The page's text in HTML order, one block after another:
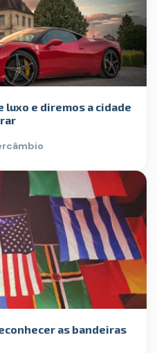
luxo e diremos a cidade
as bandeiras